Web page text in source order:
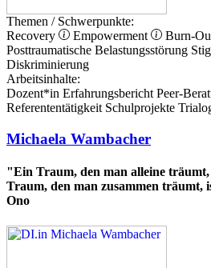
Themen / Schwerpunkte:
Recovery
Empowerment Burn-
Posttraumatische Belastungsstörung
Diskriminierung
Arbeitsinhalte:
Dozent*in Erfahrungsbericht Peer-
Referententätigkeit Schulprojekte
Michaela Wambacher
"Ein Traum, den man alleine
Traum, den man zusammen
Ono